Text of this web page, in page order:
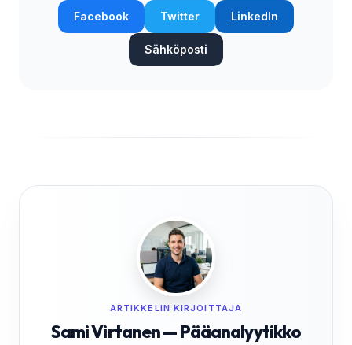
Facebook Twitter LinkedIn
Sähköposti
ARTIKKELIN KIRJOITTAJA
Sami Virtanen — Pääanalyytikko